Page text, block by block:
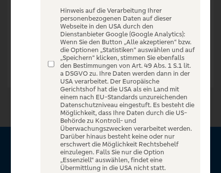
Zur Startseite
Über VR Entertain
Hinweis auf die Verarbeitung Ihrer
personenbezogenen Daten auf dieser
Webseite in den USA durch den
Dienstanbieter Google (Google Analytics):
Wenn Sie den Button „Alle akzeptieren“ bzw.
die Optionen „Statistiken“ auswählen und auf
„Speichern“ klicken, stimmen Sie ebenfalls
den Bestimmungen von Art. 49 Abs. 1 S.1 lit.
a DSGVO zu. Ihre Daten werden dann in der
USA verarbeitet. Der Europäische
Gerichtshof hat die USA als ein Land mit
einem nach EU-Standards unzureichenden
Datenschutzniveau eingestuft. Es besteht die
Möglichkeit, dass Ihre Daten durch die US-
Behörde zu Kontroll- und
Überwachungszwecken verarbeitet werden.
Darüber hinaus besteht keine oder nur
erschwert die Möglichkeit Rechtsbehelf
einzulegen. Falls Sie nur die Option
„Essenziell“ auswählen, findet eine
Übermittlung in die USA nicht statt.